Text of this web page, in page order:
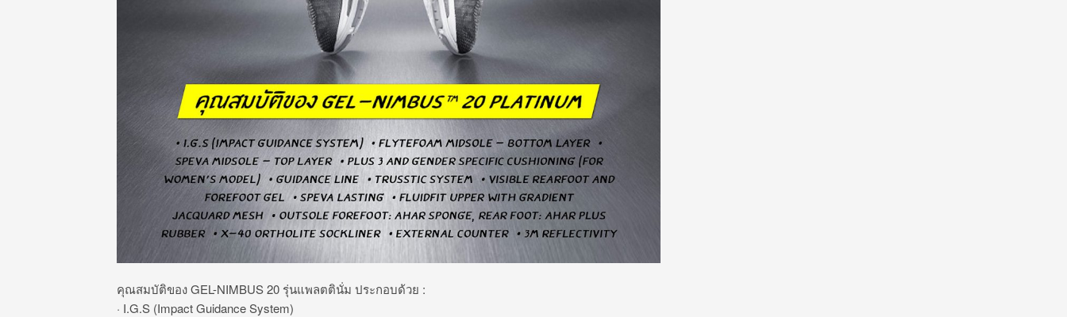
คุณสมบัติของ GEL-NIMBUS 20 รุ่นแพลตตินั่ม ประกอบด้วย :
· I.G.S (Impact Guidance System)